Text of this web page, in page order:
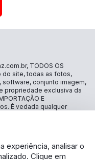
experiência, analisar o
Clique em
nossonosso
, TODOS OS
do site, todas as fotos,
conjunto imagem,
propriedade exclusiva da
E
É vedada qualquer
direito mencionado
nos termos da Lei.
0001-13 - Estrada das
Caetano do Sul - SP CEP